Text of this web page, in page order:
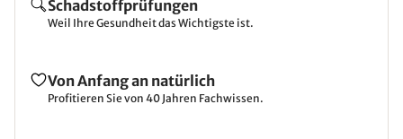
Schadstoffprüfungen
Weil Ihre Gesundheit das Wichtigste ist.
Von Anfang an natürlich
Profitieren Sie von 40 Jahren Fachwissen.